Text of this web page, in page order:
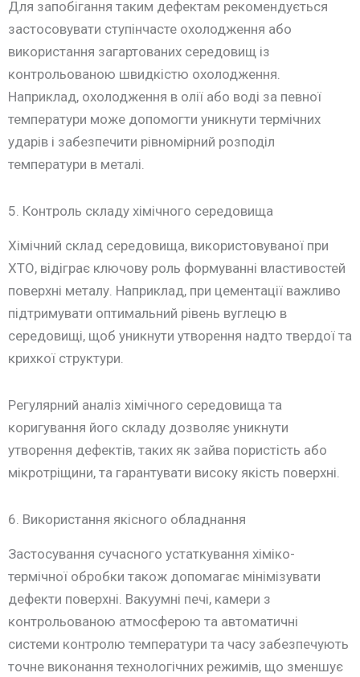
Для запобігання таким дефектам рекомендується
застосовувати ступінчасте охолодження або
використання загартованих середовищ із
контрольованою швидкістю охолодження.
Наприклад, охолодження в олії або воді за певної
температури може допомогти уникнути термічних
ударів і забезпечити рівномірний розподіл
температури в металі.
5. Контроль складу хімічного середовища
Хімічний склад середовища, використовуваної при
ХТО, відіграє ключову роль формуванні властивостей
поверхні металу. Наприклад, при цементації важливо
підтримувати оптимальний рівень вуглецю в
середовищі, щоб уникнути утворення надто твердої та
крихкої структури.
Регулярний аналіз хімічного середовища та
коригування його складу дозволяє уникнути
утворення дефектів, таких як зайва пористість або
мікротріщини, та гарантувати високу якість поверхні.
6. Використання якісного обладнання
Застосування сучасного устаткування хіміко-
термічної обробки також допомагає мінімізувати
дефекти поверхні. Вакуумні печі, камери з
контрольованою атмосферою та автоматичні
системи контролю температури та часу забезпечують
точне виконання технологічних режимів, що зменшує